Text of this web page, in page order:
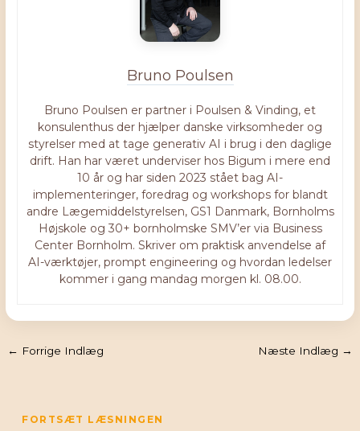
Bruno Poulsen
Bruno Poulsen er partner i Poulsen & Vinding, et
konsulenthus der hjælper danske virksomheder og
styrelser med at tage generativ AI i brug i den daglige
drift. Han har været underviser hos Bigum i mere end
10 år og har siden 2023 stået bag AI-
implementeringer, foredrag og workshops for blandt
andre Lægemiddelstyrelsen, GS1 Danmark, Bornholms
Højskole og 30+ bornholmske SMV’er via Business
Center Bornholm. Skriver om praktisk anvendelse af
AI-værktøjer, prompt engineering og hvordan ledelser
kommer i gang mandag morgen kl. 08.00.
← Forrige Indlæg Næste Indlæg →
FORTSÆT LÆSNINGEN